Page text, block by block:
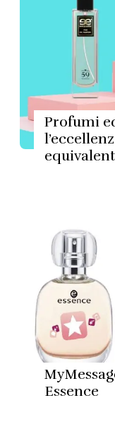
Profumi
Essence